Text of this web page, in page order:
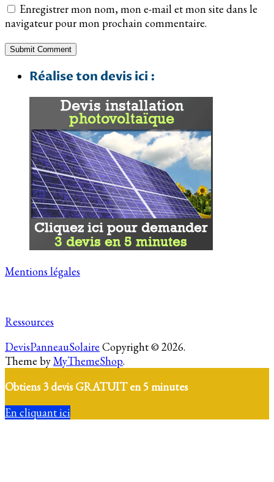
Enregistrer mon nom, mon e-mail et mon site dans le
navigateur pour mon prochain commentaire.
Réalise ton devis ici :
Mentions légales
Ressources
DevisPanneauSolaire Copyright © 2026.
Theme byMyThemeShop.
Obtiens 3 devis GRATUIT en 5 minutes
En cliquant ici